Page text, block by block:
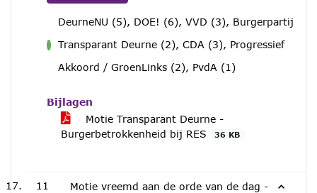
DeurneNU (5), DOE! (6), VVD (3), Burgerpartij
Transparant Deurne (2), CDA (3), Progressief
Akkoord / GroenLinks (2), PvdA (1)
Bijlagen
Motie Transparant Deurne -
Burgerbetrokkenheid bij RES
36 KB
11
Motie vreemd aan de orde van de dag -